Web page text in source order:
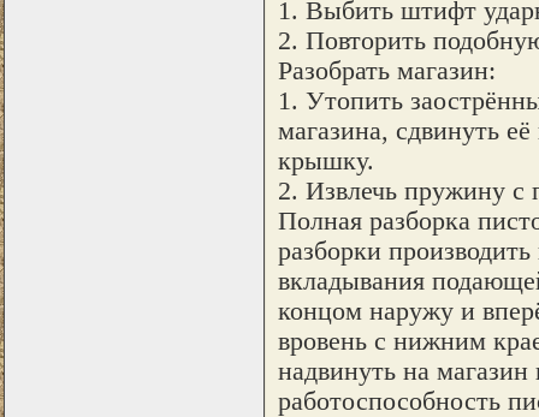
1. Выбить штифт
2. Повторить
Разобрать магазин:
1. Утопить
магазина, сдвинуть
крышку.
2. Извлечь пружину с
Полная разборка
разборки
вкладывания
концом наружу и
вровень с нижним
надвинуть на
работоспособность